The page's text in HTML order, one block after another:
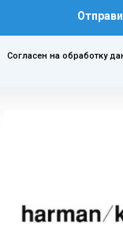
Согласен на обработку